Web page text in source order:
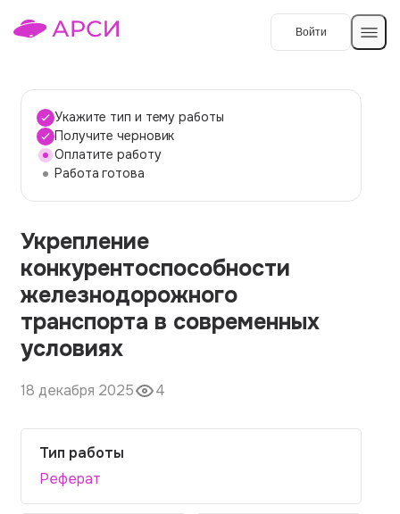
Войти
Темы работ
О сервисе
О компании
Наши гарантии
Порядок оплаты
Вопросы и ответы
Отзывы
Контакты
Укажите тип и тему работы
Получите черновик
Оплатите работу
Работа готова
Укрепление
конкурентоспособности
железнодорожного
транспорта в современных
условиях
18 декабря 2025 4
Тип работы
Реферат